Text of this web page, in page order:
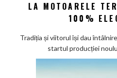
LA MOTOARELE
100%
Tradiția și viitorul își dau
startul producției